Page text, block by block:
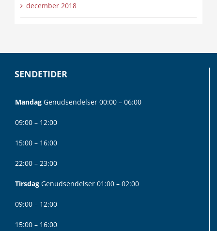
december 2018
SENDETIDER
Mandag Genudsendelser 00:00 – 06:00
09:00 – 12:00
15:00 – 16:00
22:00 – 23:00
Tirsdag Genudsendelser 01:00 – 02:00
09:00 – 12:00
15:00 – 16:00